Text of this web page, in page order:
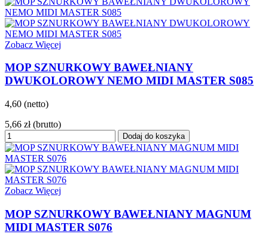
Zobacz Więcej
MOP SZNURKOWY BAWEŁNIANY
DWUKOLOROWY NEMO MIDI MASTER S085
4,60 (netto)
5,66 zł (brutto)
Dodaj do koszyka
Zobacz Więcej
MOP SZNURKOWY BAWEŁNIANY MAGNUM
MIDI MASTER S076